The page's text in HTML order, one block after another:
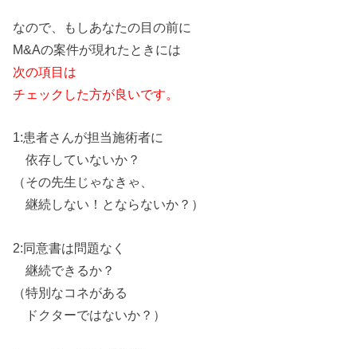
なので、もしあなたの目の前に
M&Aの案件が現れたときには
次の項目は
チェックした方が良いです。
1:患者さんが担当施術者に
依存していないか？
（その先生じゃなきゃ、
継続しない！とならないか？）
2:同意書は問題なく
継続できるか？
（特別なコネがある
ドクターではないか？）